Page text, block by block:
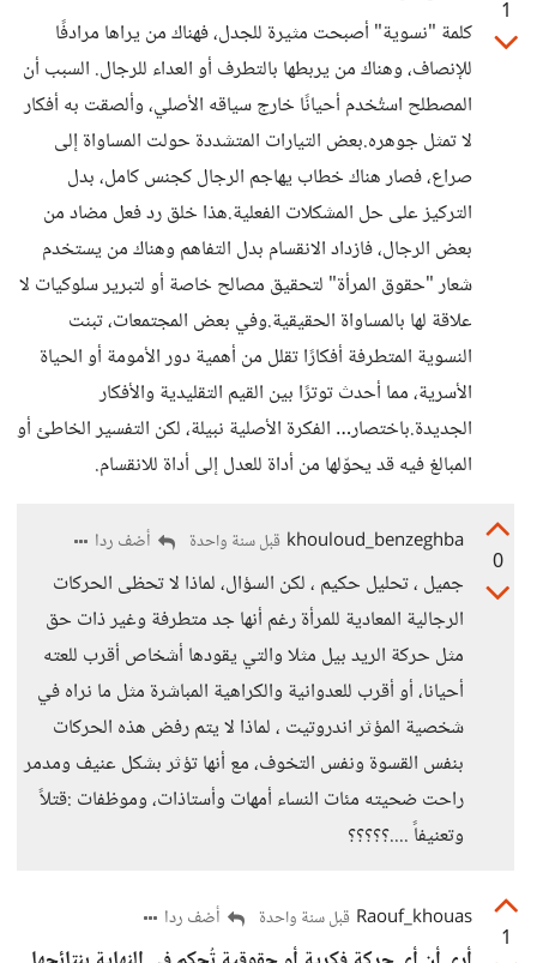
1
كلمة "نسوية" أصبحت مثيرة للجدل، فهناك من يراها مرادفًا
للإنصاف، وهناك من يربطها بالتطرف أو العداء للرجال. السبب أن
المصطلح استُخدم أحيانًا خارج سياقه الأصلي، وألصقت به أفكار
لا تمثل جوهره.بعض التيارات المتشددة حولت المساواة إلى
صراع، فصار هناك خطاب يهاجم الرجال كجنس كامل، بدل
التركيز على حل المشكلات الفعلية.هذا خلق رد فعل مضاد من
بعض الرجال، فازداد الانقسام بدل التفاهم وهناك من يستخدم
شعار "حقوق المرأة" لتحقيق مصالح خاصة أو لتبرير سلوكيات لا
علاقة لها بالمساواة الحقيقية.وفي بعض المجتمعات، تبنت
النسوية المتطرفة أفكارًا تقلل من أهمية دور الأمومة أو الحياة
الأسرية، مما أحدث توترًا بين القيم التقليدية والأفكار
الجديدة.باختصار… الفكرة الأصلية نبيلة، لكن التفسير الخاطئ أو
المبالغ فيه قد يحوّلها من أداة للعدل إلى أداة للانقسام.
0
khouloud_benzeghba قبل سنة واحدة أضف ردا
جميل ، تحليل حكيم ، لكن السؤال، لماذا لا تحظى الحركات
الرجالية المعادية للمرأة رغم أنها جد متطرفة وغير ذات حق
مثل حركة الريد بيل مثلا والتي يقودها أشخاص أقرب للعته
أحيانا، أو أقرب للعدوانية والكراهية المباشرة مثل ما نراه في
شخصية المؤثر اندروتيت ، لماذا لا يتم رفض هذه الحركات
بنفس القسوة ونفس التخوف، مع أنها تؤثر بشكل عنيف ومدمر
راحت ضحيته مئات النساء أمهات وأستاذات، وموظفات :قتلاً
وتعنيفاً ....؟؟؟؟؟
1
Raouf_khouas قبل سنة واحدة أضف ردا